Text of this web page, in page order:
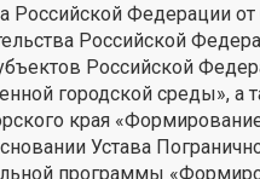
Российской
Российской
Российской
городской среды», а
края
Устава
программы